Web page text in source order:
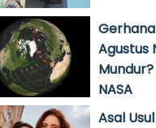
Agustus
NASA
Asal